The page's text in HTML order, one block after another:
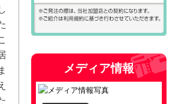
メディア情報